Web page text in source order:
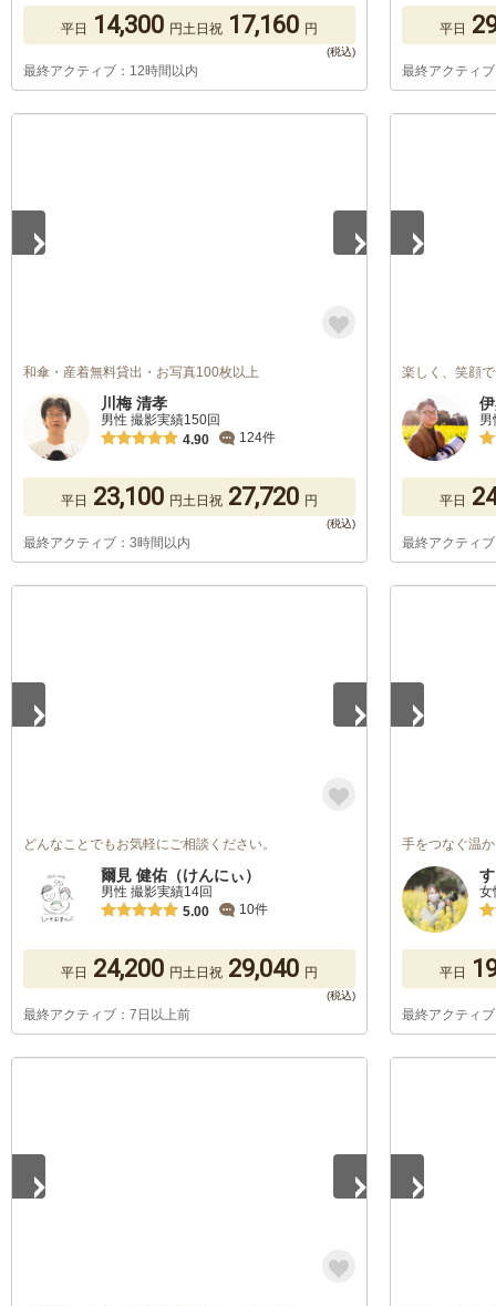
平日 14,300 円土日祝 17,160 円
最終アクティブ：12時間以内
平日
最終アクティ
和傘・産着無料貸出・お写真100枚以上
川梅 清孝
男性 撮影実績150回
4.90
124件
平日 23,100 円土日祝 27,720 円
最終アクティブ：3時間以内
楽しく、笑顔
平日
最終アクティ
どんなことでもお気軽にご相談ください。
爾見 健佑（けんにぃ）
男性 撮影実績14回
5.00
10件
平日 24,200 円土日祝 29,040 円
最終アクティブ：7日以上前
手をつなぐ温
女
平日
最終アクティ